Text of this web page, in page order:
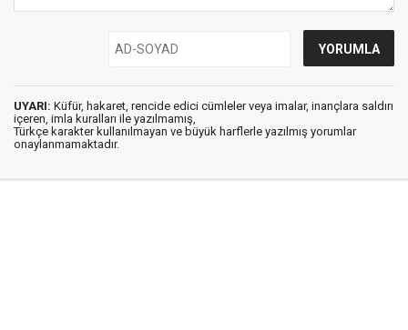
UYARI: Küfür, hakaret, rencide edici cümleler veya imalar, inançlara saldırı
içeren, imla kuralları ile yazılmamış,
Türkçe karakter kullanılmayan ve büyük harflerle yazılmış yorumlar
onaylanmamaktadır.